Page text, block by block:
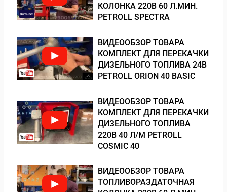
КОЛОНКА 220В 60 Л.МИН.
PETROLL SPECTRA
ВИДЕООБЗОР ТОВАРА
КОМПЛЕКТ ДЛЯ ПЕРЕКАЧКИ
ДИЗЕЛЬНОГО ТОПЛИВА 24В
PETROLL ORION 40 BASIC
ВИДЕООБЗОР ТОВАРА
КОМПЛЕКТ ДЛЯ ПЕРЕКАЧКИ
ДИЗЕЛЬНОГО ТОПЛИВА
220В 40 Л/М PETROLL
COSMIC 40
ВИДЕООБЗОР ТОВАРА
ТОПЛИВОРАЗДАТОЧНАЯ